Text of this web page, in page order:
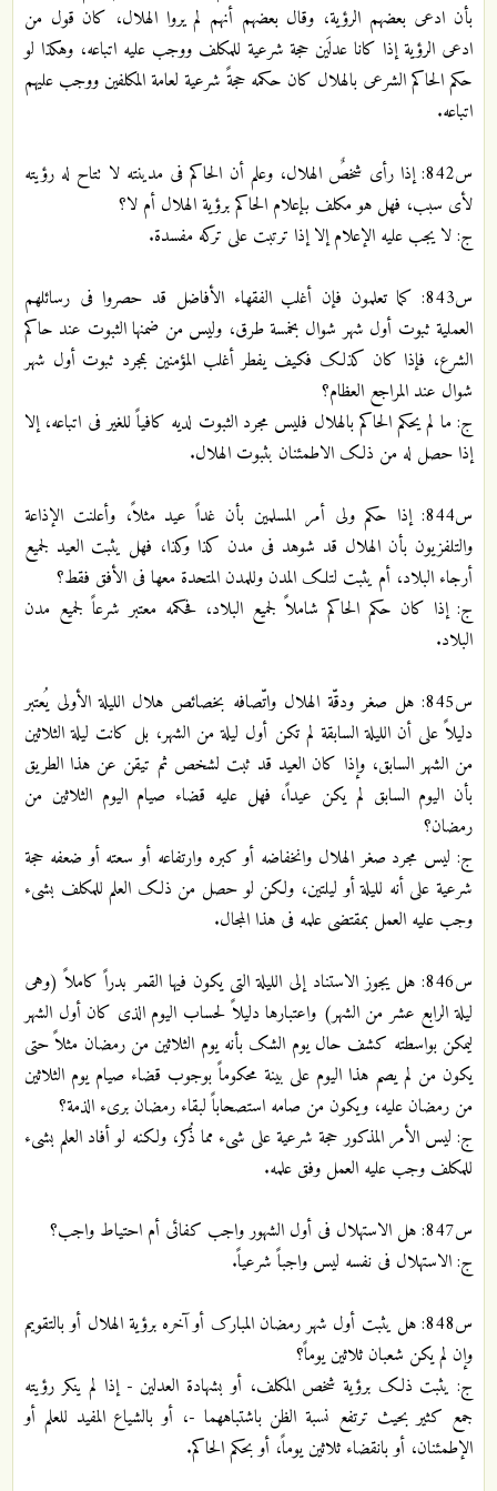
بأن ادعی بعضهم الرؤیة، وقال بعضهم أنهم لم یروا الهلال، کان قول من
ادعی الرؤیة إذا کانا عدلَین حجة شرعیة للمکلف ووجب علیه اتباعه، وهکذا لو
حکم الحاکم الشرعی بالهلال کان حکمه حجةً شرعیة لعامة المکلفین ووجب علیهم
اتباعه.
س842: إذا رأی شخصٌ الهلال، وعلم أن الحاکم فی مدینته لا تتاح له رؤیته
لأی سبب، فهل هو مکلف بإعلام الحاکم برؤیة الهلال أم لا؟
ج: لا یجب علیه الإعلام إلا إذا ترتبت علی ترکه مفسدة.
س843: کما تعلمون فإن أغلب الفقهاء الأفاضل قد حصروا فی رسائلهم
العملیة ثبوت أول شهر شوال بخمسة طرق، ولیس من ضمنها الثبوت عند حاکم
الشرع، فإذا کان کذلک فکیف یفطر أغلب المؤمنین بمجرد ثبوت أول شهر
شوال عند المراجع العظام؟
ج: ما لم یحکم الحاکم بالهلال فلیس مجرد الثبوت لدیه کافیاً للغیر فی اتباعه، إلا
إذا حصل له من ذلک الاطمئنان بثبوت الهلال.
س844: إذا حکم ولی أمر المسلمین بأن غداً عید مثلاً، وأعلنت الإذاعة
والتلفزیون بأن الهلال قد شوهد فی مدن کذا وکذا، فهل یثبت العید لجمیع
أرجاء البلاد، أم یثبت لتلک المدن وللمدن المتحدة معها فی الأفق فقط؟
ج: إذا کان حکم الحاکم شاملاً لجمیع البلاد، فحکمه معتبر شرعاً لجمیع مدن
البلاد.
س845: هل صغر ودقّة الهلال واتّصافه بخصائص هلال اللیلة الأولی یُعتبر
دلیلاً علی أن اللیلة السابقة لم تکن أول لیلة من الشهر، بل کانت لیلة الثلاثین
من الشهر السابق، وإذا کان العید قد ثبت لشخص ثم تیقن عن هذا الطریق
بأن الیوم السابق لم یکن عیداً، فهل علیه قضاء صیام الیوم الثلاثین من
رمضان؟
ج: لیس مجرد صغر الهلال وانخفاضه أو کبره وارتفاعه أو سعته أو ضعفه حجة
شرعیة علی أنه للیلة أو لیلتین، ولکن لو حصل من ذلک العلم للمکلف بشیء
وجب علیه العمل بمقتضی علمه فی هذا المجال.
س846: هل یجوز الاستناد إلی اللیلة التی یکون فیها القمر بدراً کاملاً (وهی
لیلة الرابع عشر من الشهر) واعتبارها دلیلاً لحساب الیوم الذی کان أول الشهر
لیمکن بواسطته کشف حال یوم الشک بأنه یوم الثلاثین من رمضان مثلاً حتی
یکون من لم یصم هذا الیوم علی بینة محکوماً بوجوب قضاء صیام یوم الثلاثین
من رمضان علیه، ویکون من صامه استصحاباً لبقاء رمضان بریء الذمة؟
ج: لیس الأمر المذکور حجة شرعیة علی شیء مما ذُکر، ولکنه لو أفاد العلم بشیء
للمکلف وجب علیه العمل وفق علمه.
س847: هل الاستهلال فی أول الشهور واجب کفائی أم احتیاط واجب؟
ج: الاستهلال فی نفسه لیس واجباً شرعیاً.
س848: هل یثبت أول شهر رمضان المبارک أو آخره برؤیة الهلال أو بالتقویم
وإن لم یکن شعبان ثلاثین یوماً؟
ج: یثبت ذلک برؤیة شخص المکلف، أو بشهادة العدلین - إذا لم ینکر رؤیته
جمع کثیر بحیث ترتفع نسبة الظن باشتباههما -، أو بالشیاع المفید للعلم أو
الإطمئنان، أو بانقضاء ثلاثین یوماً، أو بحکم الحاکم.